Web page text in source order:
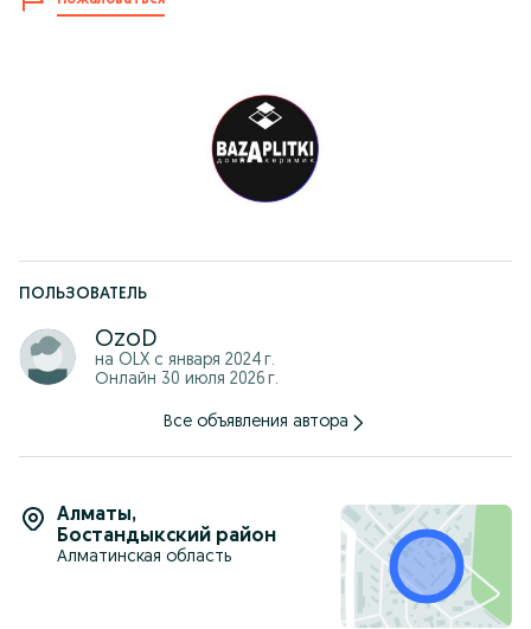
ПОЛЬЗОВАТЕЛЬ
OzoD
на OLX с января 2024 г.
Онлайн 30 июля 2026 г.
Все объявления автора
Алматы,
Бостандыкский район
Алматинская область